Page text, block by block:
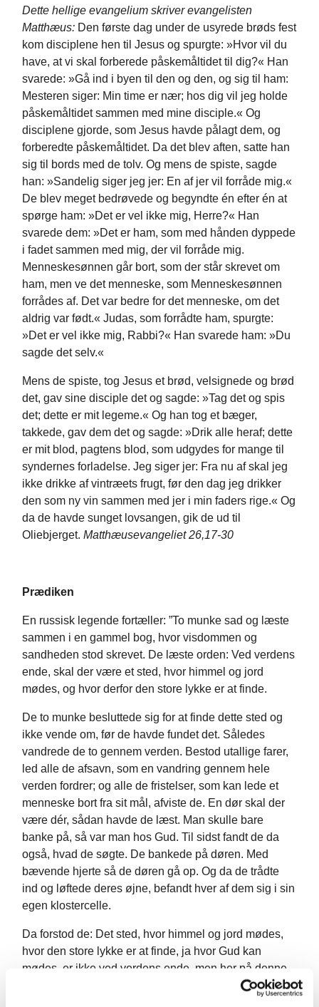
Dette hellige evangelium skriver evangelisten
Matthæus: Den første dag under de usyrede brøds fest
kom disciplene hen til Jesus og spurgte: »Hvor vil du
have, at vi skal forberede påskemåltidet til dig?« Han
svarede: »Gå ind i byen til den og den, og sig til ham:
Mesteren siger: Min time er nær; hos dig vil jeg holde
påskemåltidet sammen med mine disciple.« Og
disciplene gjorde, som Jesus havde pålagt dem, og
forberedte påskemåltidet. Da det blev aften, satte han
sig til bords med de tolv. Og mens de spiste, sagde
han: »Sandelig siger jeg jer: En af jer vil forråde mig.«
De blev meget bedrøvede og begyndte én efter én at
spørge ham: »Det er vel ikke mig, Herre?« Han
svarede dem: »Det er ham, som med hånden dyppede
i fadet sammen med mig, der vil forråde mig.
Menneskesønnen går bort, som der står skrevet om
ham, men ve det menneske, som Menneskesønnen
forrådes af. Det var bedre for det menneske, om det
aldrig var født.« Judas, som forrådte ham, spurgte:
»Det er vel ikke mig, Rabbi?« Han svarede ham: »Du
sagde det selv.«
Mens de spiste, tog Jesus et brød, velsignede og brød
det, gav sine disciple det og sagde: »Tag det og spis
det; dette er mit legeme.« Og han tog et bæger,
takkede, gav dem det og sagde: »Drik alle heraf; dette
er mit blod, pagtens blod, som udgydes for mange til
syndernes forladelse. Jeg siger jer: Fra nu af skal jeg
ikke drikke af vintræets frugt, før den dag jeg drikker
den som ny vin sammen med jer i min faders rige.« Og
da de havde sunget lovsangen, gik de ud til
Oliebjerget. Matthæusevangeliet 26,17-30
Prædiken
En russisk legende fortæller: ”To munke sad og læste
sammen i en gammel bog, hvor visdommen og
sandheden stod skrevet. De læste orden: Ved verdens
ende, skal der være et sted, hvor himmel og jord
mødes, og hvor derfor den store lykke er at finde.
De to munke besluttede sig for at finde dette sted og
ikke vende om, før de havde fundet det. Således
vandrede de to gennem verden. Bestod utallige farer,
led alle de afsavn, som en vandring gennem hele
verden fordrer; og alle de fristelser, som kan lede et
menneske bort fra sit mål, afviste de. En dør skal der
være dér, sådan havde de læst. Man skulle bare
banke på, så var man hos Gud. Til sidst fandt de da
også, hvad de søgte. De bankede på døren. Med
bævende hjerte så de døren gå op. Og da de trådte
ind og løftede deres øjne, befandt hver af dem sig i sin
egen klostercelle.
Da forstod de: Det sted, hvor himmel og jord mødes,
hvor den store lykke er at finde, ja hvor Gud kan
mødes, er ikke ved verdens ende, men her på denne